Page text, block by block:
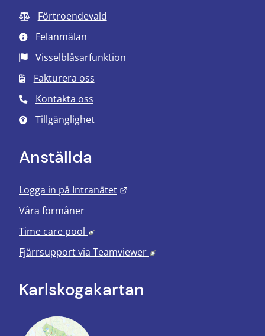
Förtroendevald
Felanmälan
Visselblåsarfunktion
Fakturera oss
Kontakta oss
Tillgänglighet
Anställda
Logga in på Intranätet
Våra förmåner
Time care pool
Länk till annan webbplats, öppnas i
Fjärrsupport via Teamviewer Länk till annan
Karlskoga­kartan